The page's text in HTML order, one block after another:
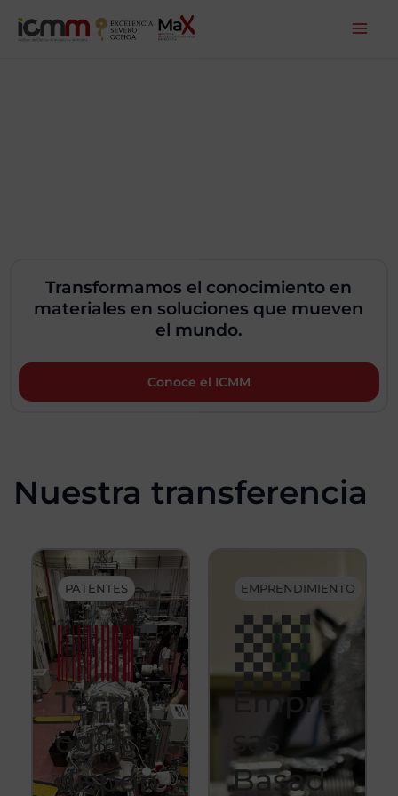
Transformamos el conocimiento en
materiales en soluciones que mueven
el mundo.
Conoce el ICMM
Nuestra transferencia
PATENTES
Tecnol
ogías
dispon
EMPRENDIMIENTO
Empre
sas
Basad